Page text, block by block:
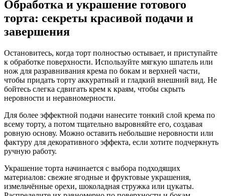
Обработка и украшение готового
торта: секреты красивой подачи и
завершения
Остановитесь, когда торт полностью остывает, и приступайте
к обработке поверхности. Используйте мягкую шпатель или
нож для разравнивания крема по бокам и верхней части,
чтобы придать торту аккуратный и гладкий внешний вид. Не
бойтесь слегка сдвигать крем к краям, чтобы скрыть
неровности и неравномерности.
Для более эффектной подачи нанесите тонкий слой крема по
всему торту, а потом тщательно выровняйте его, создавая
ровную основу. Можно оставить небольшие неровности или
фактуру для декоративного эффекта, если хотите подчеркнуть
ручную работу.
Украшение торта начинается с выбора подходящих
материалов: свежие ягодные и фруктовые украшения,
измельчённые орехи, шоколадная стружка или цукаты.